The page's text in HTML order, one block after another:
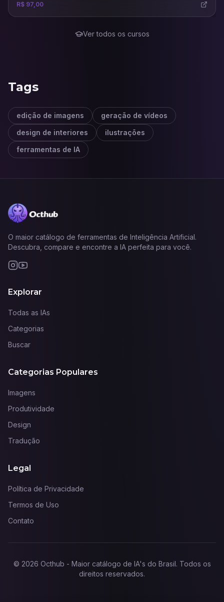
R$ 97,00
Ver todos os cursos
Tags
edição de imagens
geração de vídeos
design de interiores
ilustrações
ferramentas de IA
O maior catálogo de ferramentas de Inteligência Artificial.
Descubra, compare e encontre a IA perfeita para você.
Explorar
Todas as IAs
Categorias
Buscar
Categorias Populares
Imagens
Produtividade
Design
Tradução
Legal
Política de Privacidade
Termos de Uso
Contato
© 2026 Octhub - Maior catálogo de IA's do Brasil. Todos os
direitos reservados.